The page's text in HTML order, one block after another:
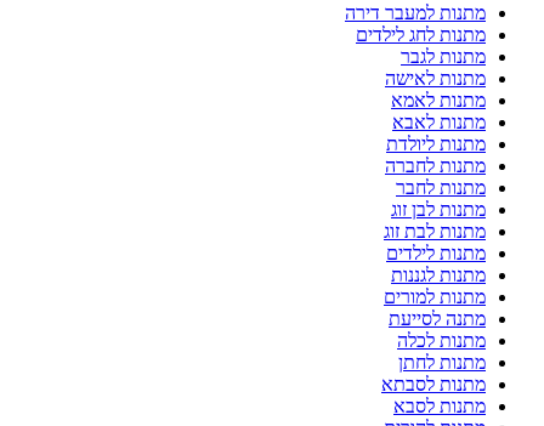
מתנות למעבר דירה
מתנות לחג לילדים
מתנות לגבר
מתנות לאישה
מתנות לאמא
מתנות לאבא
מתנות ליולדת
מתנות לחברה
מתנות לחבר
מתנות לבן זוג
מתנות לבת זוג
מתנות לילדים
מתנות לגננות
מתנות למורים
מתנה לסייעת
מתנות לכלה
מתנות לחתן
מתנות לסבתא
מתנות לסבא